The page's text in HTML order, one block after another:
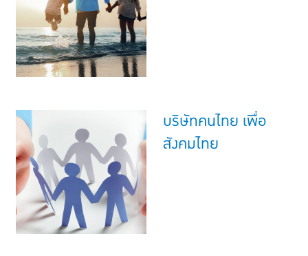
บริษัทคนไทย เพื่อ
สังคมไทย